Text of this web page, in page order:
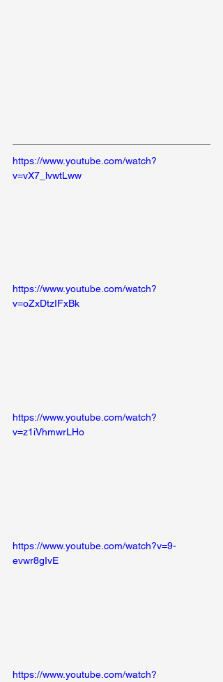
https://www.youtube.com/watch?
v=vX7_lvwtLww
https://www.youtube.com/watch?
v=oZxDtzIFxBk
https://www.youtube.com/watch?
v=z1iVhmwrLHo
https://www.youtube.com/watch?v=9-
evwr8gIvE
https://www.youtube.com/watch?